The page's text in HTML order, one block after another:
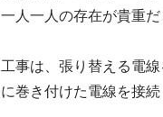
一人一人の存在が貴重だ
工事は、張り替える電
に巻き付けた電線を接